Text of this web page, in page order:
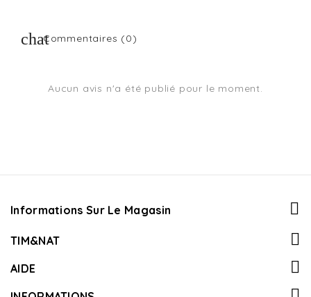
Commentaires (0)
Aucun avis n'a été publié pour le moment.
Informations Sur Le Magasin
TIM&NAT
AIDE